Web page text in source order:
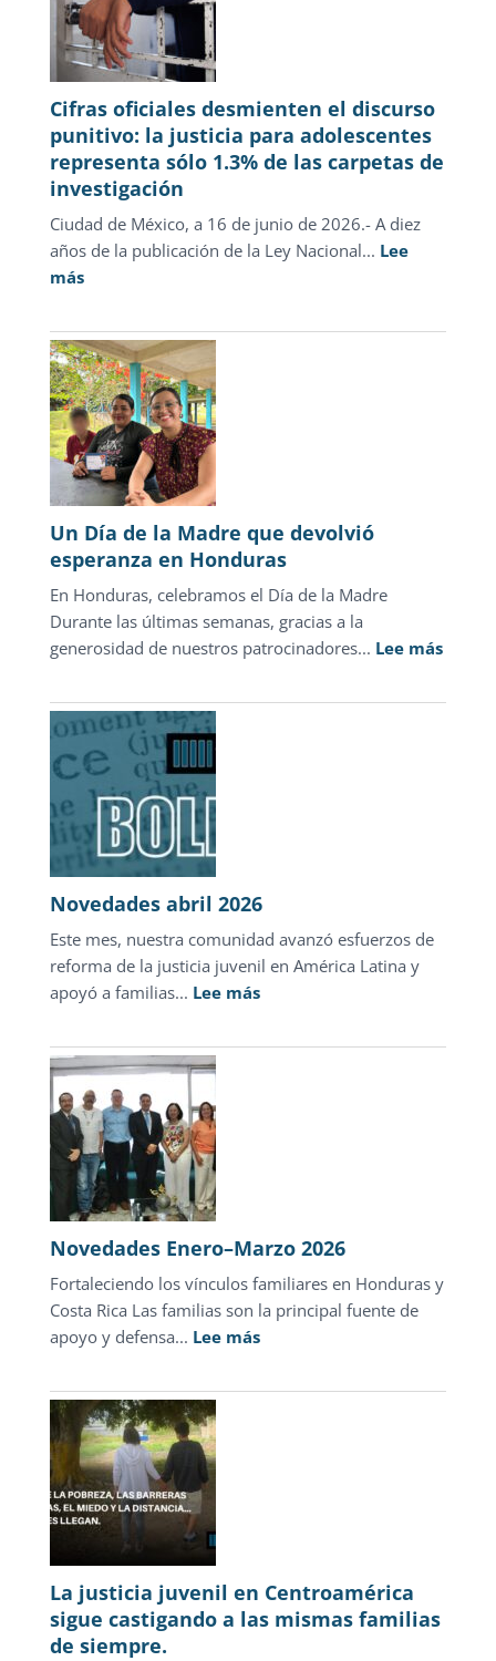
Cifras oficiales desmienten el discurso
punitivo: la justicia para adolescentes
representa sólo 1.3% de las carpetas de
investigación
Ciudad de México, a 16 de junio de 2026.- A diez
años de la publicación de la Ley Nacional... Lee
más:
oficiales
desmienten
el
discurso
punitivo:
la
justicia
adolescentes
representa
sólo
1.3%
de
carpetas
de
investigación
Un Día de la Madre que devolvió
esperanza en Honduras
En Honduras, celebramos el Día de la Madre
Durante las últimas semanas, gracias a la
generosidad de nuestros patrocinadores... Lee más:
Día
Novedades abril 2026
Este mes, nuestra comunidad avanzó esfuerzos de
reforma de la justicia juvenil en América Latina y
apoyó a familias... Lee más:
abril
Novedades Enero–Marzo 2026
Fortaleciendo los vínculos familiares en Honduras y
Costa Rica Las familias son la principal fuente de
apoyo y defensa... Lee más:
Enero–
La justicia juvenil en Centroamérica
sigue castigando a las mismas familias
de siempre.